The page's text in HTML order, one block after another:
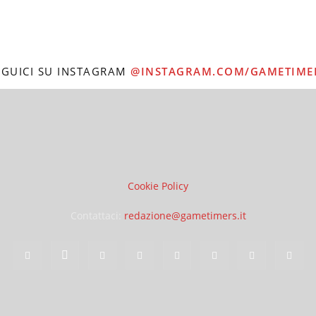
SU INSTAGRAM @INSTAGRAM.COM/
Cookie Policy
redazione@gametimers.it